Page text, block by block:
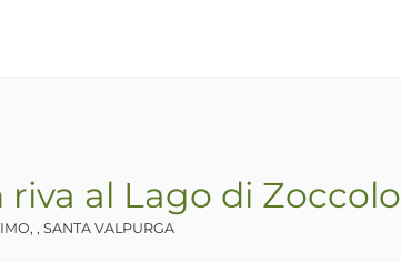
riva al Lago di Zoccolo
, SANTA VALPURGA